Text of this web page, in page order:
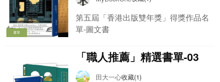
書單
第五屆「香港出版雙年獎」得獎作品名
單-圖文書
「職人推薦」精選書單-03
田大一心收藏(1)